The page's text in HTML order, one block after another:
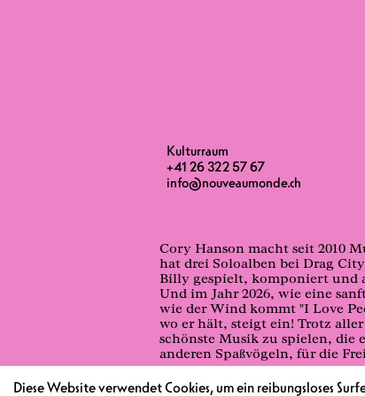
Kulturraum
+41 26 322 57 67
info@nouveaumonde.ch
Cory Hanson macht seit 2010
hat drei Soloalben bei Drag
Billy gespielt, komponiert und
Und im Jahr 2026, wie eine
wie der Wind kommt "I Love
wo er hält, steigt ein! Trotz
schönste Musik zu spielen, die
anderen Spaßvögeln, für die
https://www.instagram.com/
Diese Website verwendet Cookies, um ein reibungsloses